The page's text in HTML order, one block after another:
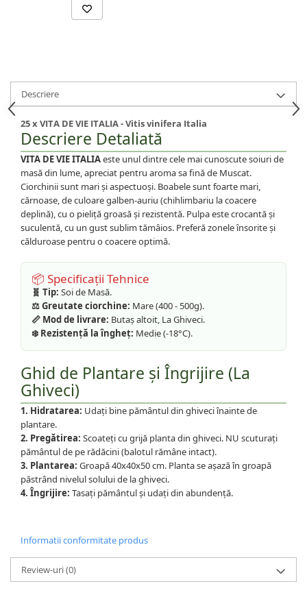
Descriere
25 x VITA DE VIE ITALIA - Vitis vinifera Italia
Descriere Detaliată
VITA DE VIE ITALIAeste unul dintre cele mai cunoscute soiuri de
masă din lume, apreciat pentru aroma sa fină de Muscat.
Ciorchinii sunt mari și aspectuoși. Boabele sunt foarte mari,
cărnoase, de culoare galben-auriu (chihlimbariu la coacere
deplină), cu o pieliță groasă și rezistentă. Pulpa este crocantă și
suculentă, cu un gust sublim tămâios. Preferă zonele însorite și
călduroase pentru o coacere optimă.
📦 Specificații Tehnice
🧬 Tip: Soi de Masă.
⚖️ Greutate ciorchine: Mare (400 - 500g).
📏 Mod de livrare: Butaș altoit, La Ghiveci.
❄️ Rezistență la îngheț: Medie (-18°C).
Ghid de Plantare și Îngrijire (La
Ghiveci)
1. Hidratarea: Udați bine pământul din ghiveci înainte de
plantare.
2. Pregătirea: Scoateți cu grijă planta din ghiveci. NU scuturați
pământul de pe rădăcini (balotul rămâne intact).
3. Plantarea: Groapă 40x40x50 cm. Planta se așază în groapă
păstrând nivelul solului de la ghiveci.
4. Îngrijire: Tasați pământul și udați din abundență.
Informatii conformitate produs
Review-uri(0)